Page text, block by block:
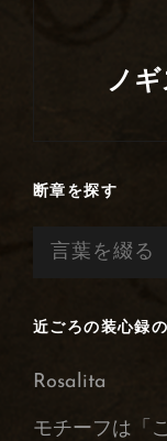
ノ
投
断章を探す
検
近ごろの装心録
Rosalita
モチーフは「